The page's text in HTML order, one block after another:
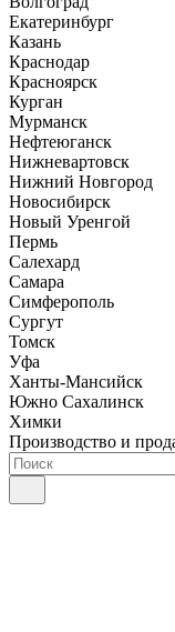
Екатеринбург
Казань
Краснодар
Красноярск
Курган
Мурманск
Нефтеюганск
Нижневартовск
Нижний Новгород
Новосибирск
Новый Уренгой
Пермь
Салехард
Самара
Симферополь
Сургут
Томск
Уфа
Ханты-Мансийск
Южно Сахалинск
Химки
Производство и